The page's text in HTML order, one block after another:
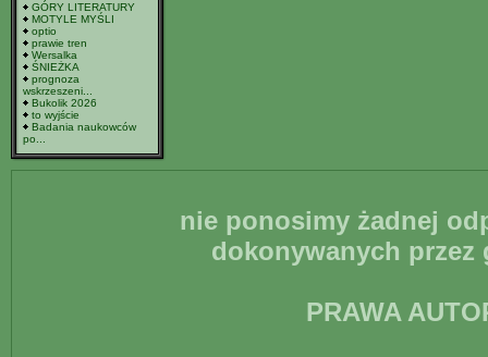
GÓRY LITERATURY
MOTYLE MYŚLI
optio
prawie tren
Wersalka
ŚNIEŻKA
prognoza
wskrzeszeni...
Bukolik 2026
to wyjście
Badania naukowców
po...
nie ponosimy żadnej
dokonywanych
PRAWA